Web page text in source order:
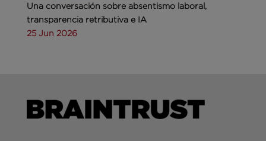
Una conversación sobre absentismo laboral,
transparencia retributiva e IA
25 Jun 2026